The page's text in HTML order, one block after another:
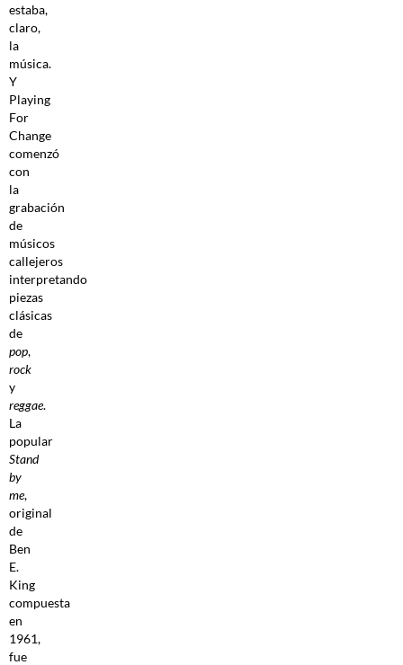
estaba,
claro,
la
música.
Y
Playing
For
Change
comenzó
con
la
grabación
de
músicos
callejeros
interpretando
piezas
clásicas
de
pop,
rock
y
reggae.
La
popular
Stand
by
me,
original
de
Ben
E.
King
compuesta
en
1961,
fue